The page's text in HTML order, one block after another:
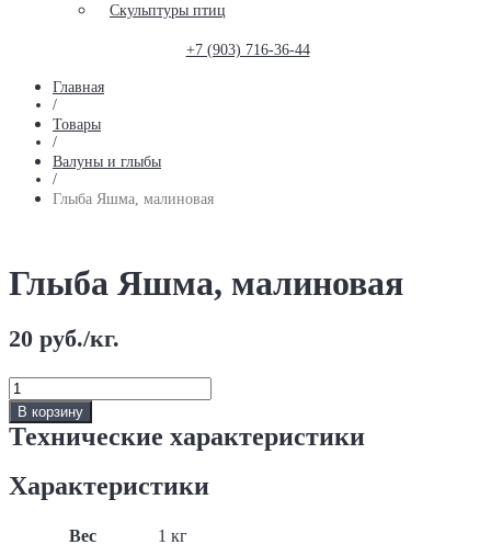
Скульптуры птиц
+7 (903) 716-36-44
Главная
/
Товары
/
Валуны и глыбы
/
Глыба Яшма, малиновая
Глыба Яшма, малиновая
20 руб./кг.
Количество
Глыба
Яшма,
малиновая
В корзину
Технические характеристики
Характеристики
Вес
1 кг